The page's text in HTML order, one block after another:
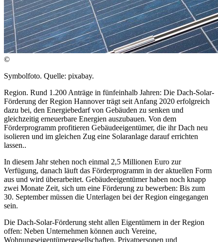
©
Symbolfoto. Quelle: pixabay.
Region. Rund 1.200 Anträge in fünfeinhalb Jahren: Die Dach-Solar-
Förderung der Region Hannover trägt seit Anfang 2020 erfolgreich
dazu bei, den Energiebedarf von Gebäuden zu senken und
gleichzeitig erneuerbare Energien auszubauen. Von dem
Förderprogramm profitieren Gebäudeeigentümer, die ihr Dach neu
isolieren und im gleichen Zug eine Solaranlage darauf errichten
lassen..
In diesem Jahr stehen noch einmal 2,5 Millionen Euro zur
Verfügung, danach läuft das Förderprogramm in der aktuellen Form
aus und wird überarbeitet. Gebäudeeigentümer haben noch knapp
zwei Monate Zeit, sich um eine Förderung zu bewerben: Bis zum
30. September müssen die Unterlagen bei der Region eingegangen
sein.
Die Dach-Solar-Förderung steht allen Eigentümern in der Region
offen: Neben Unternehmen können auch Vereine,
Wohnungseigentümergesellschaften, Privatpersonen und